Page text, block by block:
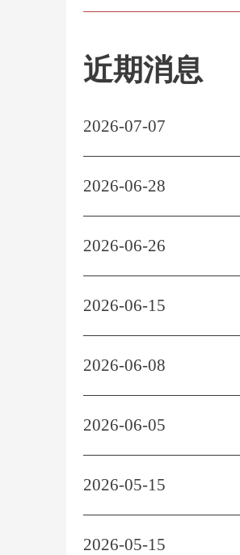
近期消息
2026-07-07
2026-06-28
2026-06-26
2026-06-15
2026-06-08
2026-06-05
2026-05-15
2026-05-15